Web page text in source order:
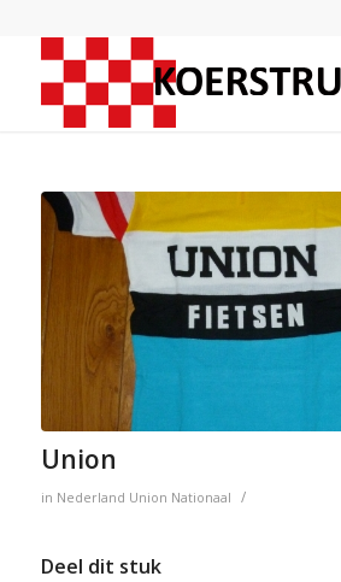
Union
in Nederland Union Nationaal /
Deel dit stuk